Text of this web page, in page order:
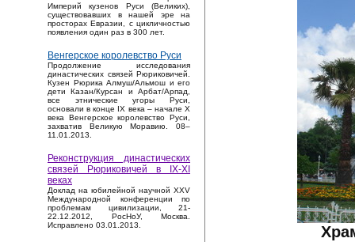
Империй кузенов Руси (Великих),
существовавших в нашей эре на
просторах Евразии, с цикличностью
появления один раз в 300 лет.
Венгерское королевство Руси
Продолжение исследования
династических связей Рюриковичей.
Кузен Рюрика Алмуш/Альмош и его
дети Казан/Курсан и Арбат/Арпад,
все этнические угоры Руси,
основали в конце IX века – начале X
века Венгерское королевство Руси,
захватив Великую Моравию. 08–
11.01.2013.
Реконструкция династических
связей Рюриковичей в IX-XI
веках
Доклад на юбилейной научной XXV
Международной конференции по
проблемам цивилизации, 21-
22.12.2012, РосНоУ, Москва.
Исправлено 03.01.2013.